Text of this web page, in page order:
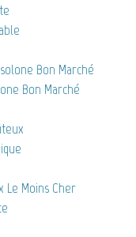
Bon Marché
Bon Marché
Le Moins Cher